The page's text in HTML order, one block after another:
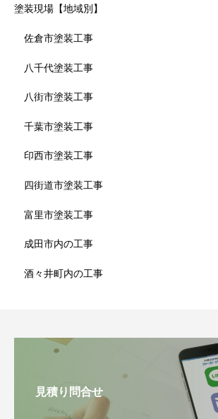
塗装現場【地域別】
佐倉市塗装工事
八千代塗装工事
八街市塗装工事
千葉市塗装工事
印西市塗装工事
四街道市塗装工事
富里市塗装工事
成田市内の工事
酒々井町内の工事
見積り問合せ